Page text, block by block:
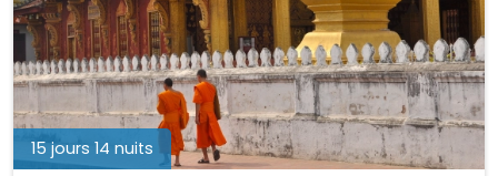
15 jours 14 nuits